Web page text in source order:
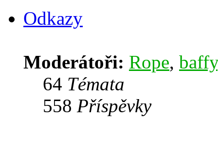
Odkazy
Moderátoři: Rope, baffy
64 Témata
558 Příspěvky